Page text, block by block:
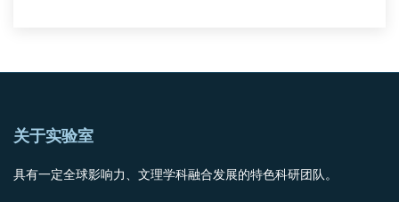
关于实验室
具有一定全球影响力、文理学科融合发展的特色科研团队。